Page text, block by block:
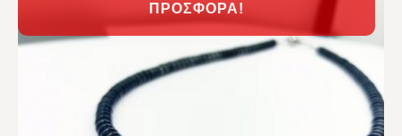
ΠΡΟΣΦΟΡΆ!